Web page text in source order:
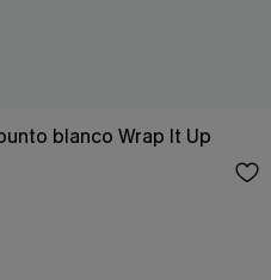
blanco Wrap It Up